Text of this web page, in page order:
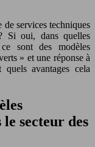
services techniques
Si oui, dans quelles
sont des modèles
» et une réponse à
avantages cela
secteur des